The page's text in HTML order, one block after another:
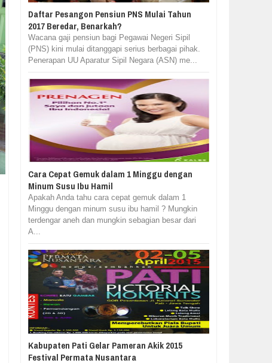
Daftar Pesangon Pensiun PNS Mulai Tahun
2017 Beredar, Benarkah?
Wacana gaji pensiun bagi Pegawai Negeri Sipil
(PNS) kini mulai ditanggapi serius berbagai pihak.
Penerapan UU Aparatur Sipil Negara (ASN) me...
Cara Cepat Gemuk dalam 1 Minggu dengan
Minum Susu Ibu Hamil
Apakah Anda tahu cara cepat gemuk dalam 1
Minggu dengan minum susu ibu hamil ? Mungkin
terdengar aneh dan mungkin sebagian besar dari
A...
Kabupaten Pati Gelar Pameran Akik 2015
Festival Permata Nusantara